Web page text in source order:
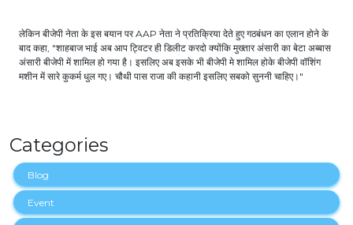
लेकिन बीजेपी नेता के इस बयान पर AAP नेता ने प्रतिक्रिया देते हुए गठबंधन का एलान होने के
बाद कहा, "शाहबाज भाई अब आप ट्विटर ही डिलीट करदो क्योंकि मुख्तार अंसारी का बेटा अब्बास
अंसारी बीजेपी में शामिल हो गया है। इसलिए अब इसके भी बीजेपी मे शामिल होके बीजेपी वॉशिंग
मशीन में सारे कुकर्म धुल गए। चौथी पास राजा की कहानी इसलिए सबको सुननी चाहिए।"
Categories
Blog
Event